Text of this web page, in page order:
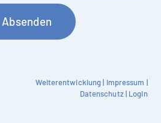
Absenden
Weiterentwicklung| Impressum |
Datenschutz| Login